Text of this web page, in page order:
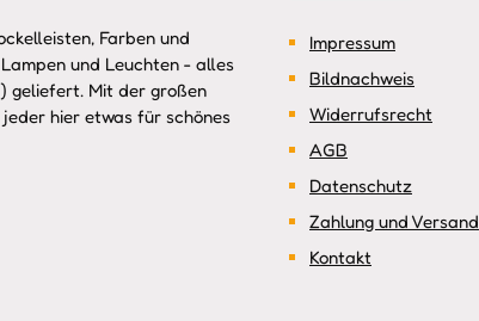
Farben und
und Leuchten - alles
geliefert. Mit der großen
hier etwas für schönes
Impressum
Bildnachweis
Widerrufsrecht
AGB
Datenschutz
Zahlung und Versand
Kontakt